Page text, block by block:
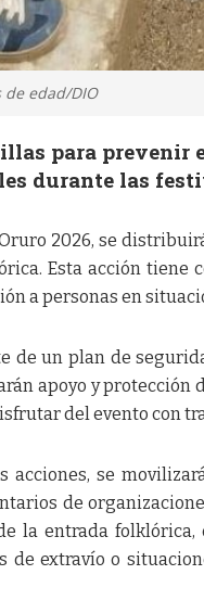
edad/DIO
para
durante las
2026, se
Esta acción tiene
a personas en
de un plan de
apoyo y protección
del evento con
acciones, se
de
la entrada folklórica,
de extravío o